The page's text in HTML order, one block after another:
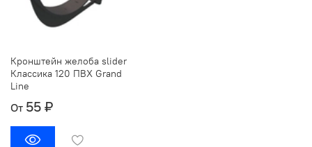
Кронштейн желоба slider
Классика 120 ПВХ Grand
Line
От 55 ₽